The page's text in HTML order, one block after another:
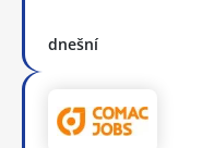
dnešní